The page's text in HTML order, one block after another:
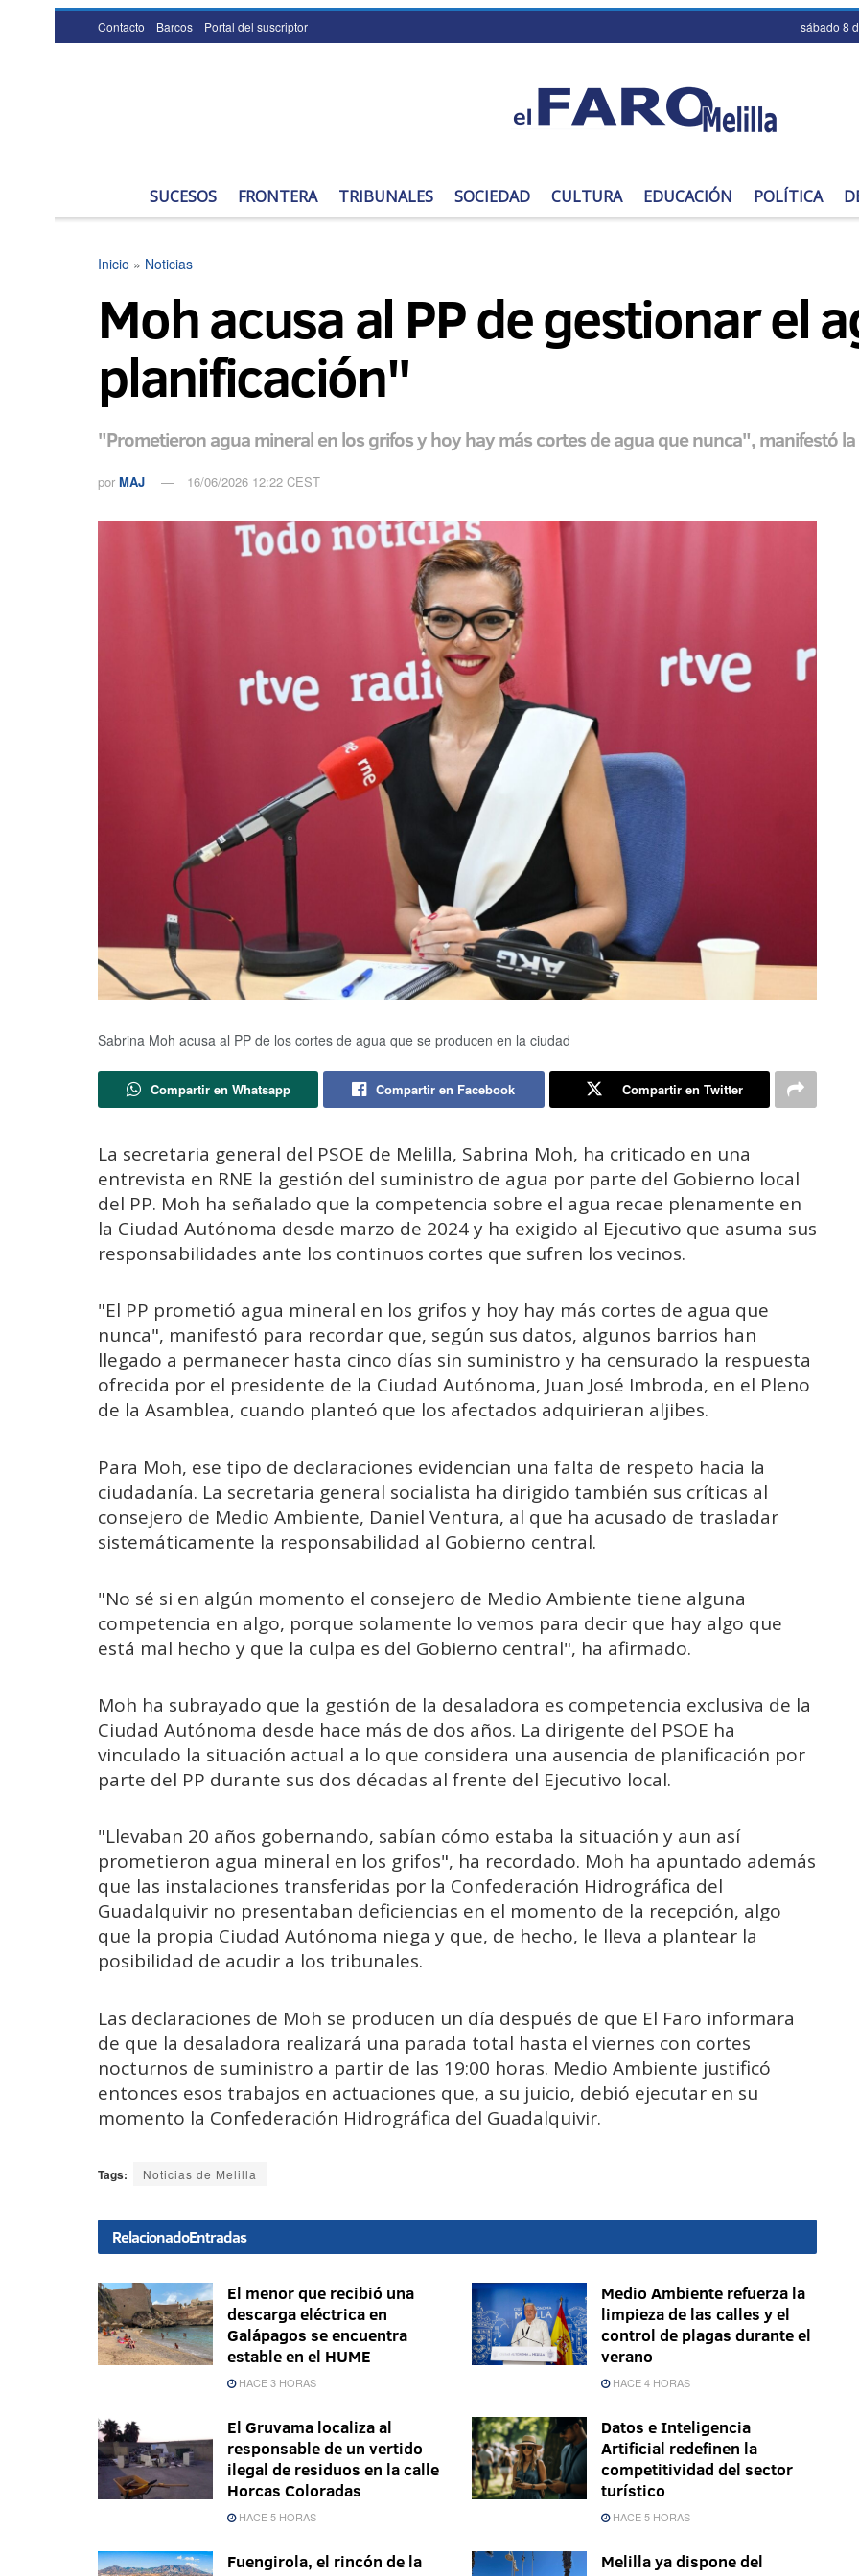
Contacto Barcos Portal del suscriptor sábado 8
SUCESOS FRONTERA TRIBUNALES SOCIEDAD CULTURA EDUCACIÓN POLÍTICA
Inicio » Noticias
Moh acusa al PP de gestionar el
planificación"
"Prometieron agua mineral en los grifos y hoy hay más cortes de agua que nunca", manifestó la
por MAJ 16/06/2026 12:22 CEST
Sabrina Moh acusa al PP de los cortes de agua que se producen en la ciudad
Compartir en Whatsapp Compartir en Facebook Compartir en Twitter
La secretaria general del PSOE de Melilla, Sabrina Moh, ha criticado en una
entrevista en RNE la gestión del suministro de agua por parte del Gobierno local
del PP. Moh ha señalado que la competencia sobre el agua recae plenamente en
la Ciudad Autónoma desde marzo de 2024 y ha exigido al Ejecutivo que asuma sus
responsabilidades ante los continuos cortes que sufren los vecinos.
"El PP prometió agua mineral en los grifos y hoy hay más cortes de agua que
nunca", manifestó para recordar que, según sus datos, algunos barrios han
llegado a permanecer hasta cinco días sin suministro y ha censurado la respuesta
ofrecida por el presidente de la Ciudad Autónoma, Juan José Imbroda, en el Pleno
de la Asamblea, cuando planteó que los afectados adquirieran aljibes.
Para Moh, ese tipo de declaraciones evidencian una falta de respeto hacia la
ciudadanía. La secretaria general socialista ha dirigido también sus críticas al
consejero de Medio Ambiente, Daniel Ventura, al que ha acusado de trasladar
sistemáticamente la responsabilidad al Gobierno central.
"No sé si en algún momento el consejero de Medio Ambiente tiene alguna
competencia en algo, porque solamente lo vemos para decir que hay algo que
está mal hecho y que la culpa es del Gobierno central", ha afirmado.
Moh ha subrayado que la gestión de la desaladora es competencia exclusiva de la
Ciudad Autónoma desde hace más de dos años. La dirigente del PSOE ha
vinculado la situación actual a lo que considera una ausencia de planificación por
parte del PP durante sus dos décadas al frente del Ejecutivo local.
"Llevaban 20 años gobernando, sabían cómo estaba la situación y aun así
prometieron agua mineral en los grifos", ha recordado. Moh ha apuntado además
que las instalaciones transferidas por la Confederación Hidrográfica del
Guadalquivir no presentaban deficiencias en el momento de la recepción, algo
que la propia Ciudad Autónoma niega y que, de hecho, le lleva a plantear la
posibilidad de acudir a los tribunales.
Las declaraciones de Moh se producen un día después de que El Faro informara
de que la desaladora realizará una parada total hasta el viernes con cortes
nocturnos de suministro a partir de las 19:00 horas. Medio Ambiente justificó
entonces esos trabajos en actuaciones que, a su juicio, debió ejecutar en su
momento la Confederación Hidrográfica del Guadalquivir.
Tags: Noticias de Melilla
RelacionadoEntradas
El menor que recibió una
descarga eléctrica en
Galápagos se encuentra
estable en el HUME
HACE 3 HORAS
Medio Ambiente refuerza la
limpieza de las calles y el
control de plagas durante el
verano
HACE 4 HORAS
El Gruvama localiza al
responsable de un vertido
ilegal de residuos en la calle
Horcas Coloradas
HACE 5 HORAS
Datos e Inteligencia
Artificial redefinen la
competitividad del sector
turístico
HACE 5 HORAS
Fuengirola, el rincón de la
Melilla ya dispone del